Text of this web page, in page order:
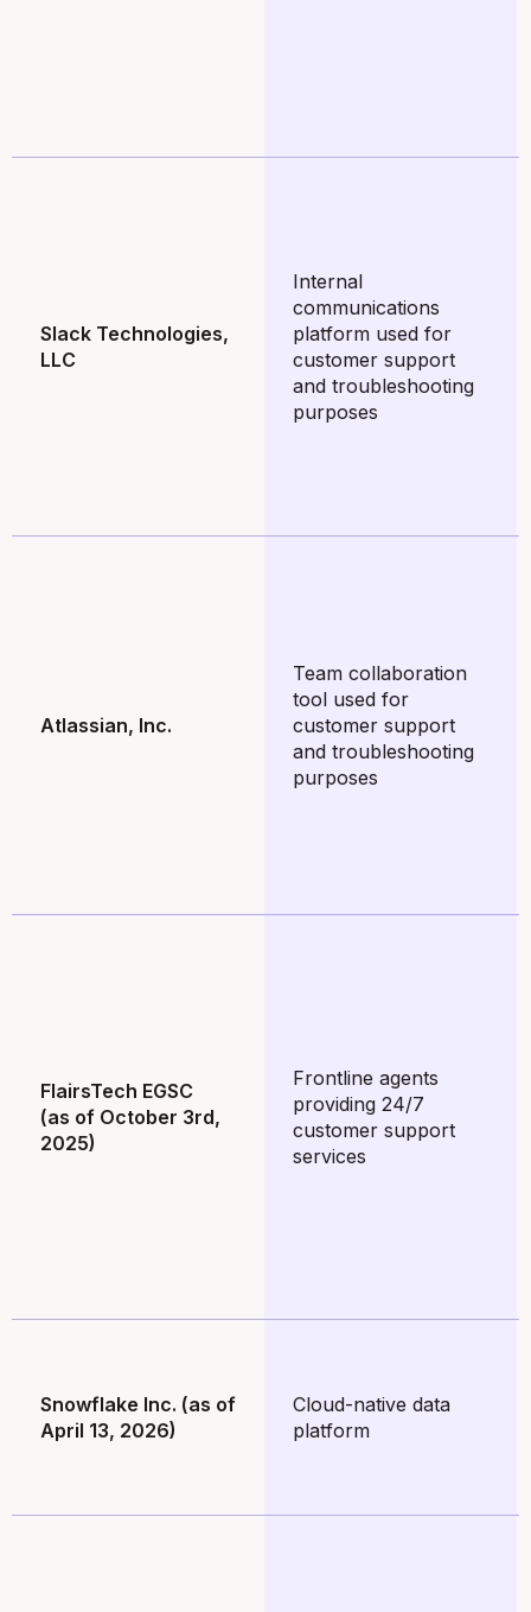
Slack Technologies,
LLC
Internal
communications
platform used for
customer support
and troubleshooting
purposes
Atlassian, Inc.
Team collaboration
tool used for
customer support
and troubleshooting
purposes
FlairsTech EGSC
(as of October 3rd,
2025)
Frontline agents
providing 24/7
customer support
services
Snowflake Inc. (as of
April 13, 2026)
Cloud-native data
platform